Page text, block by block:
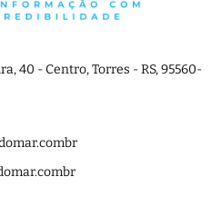
40 - Centro, Torres - RS, 95560-